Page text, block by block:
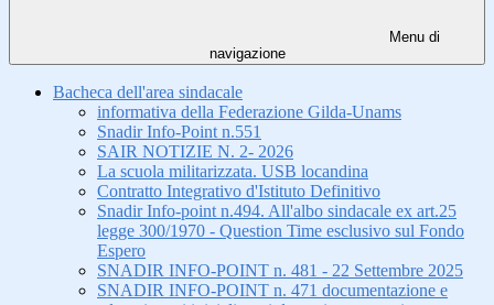
Menu di
navigazione
Bacheca dell'area sindacale
informativa della Federazione Gilda-Unams
Snadir Info-Point n.551
SAIR NOTIZIE N. 2- 2026
La scuola militarizzata. USB locandina
Contratto Integrativo d'Istituto Definitivo
Snadir Info-point n.494. All'albo sindacale ex art.25
legge 300/1970 - Question Time esclusivo sul Fondo
Espero
SNADIR INFO-POINT n. 481 - 22 Settembre 2025
SNADIR INFO-POINT n. 471 documentazione e